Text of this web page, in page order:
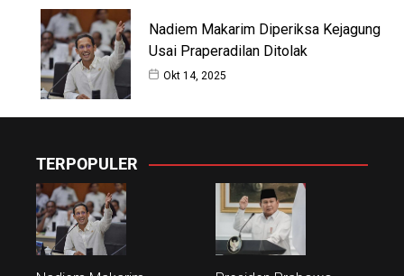
Nadiem Makarim Diperiksa Kejagung
Usai Praperadilan Ditolak
Okt 14, 2025
TERPOPULER